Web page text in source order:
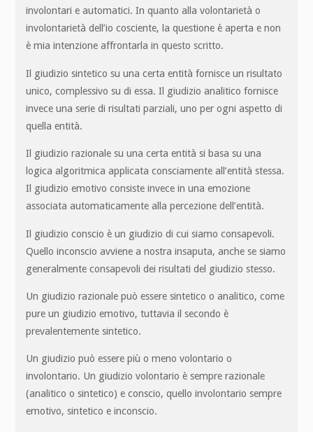
involontari e automatici. In quanto alla volontarietà o
involontarietà dell’io cosciente, la questione è aperta e non
è mia intenzione affrontarla in questo scritto.
Il giudizio sintetico su una certa entità fornisce un risultato
unico, complessivo su di essa. Il giudizio analitico fornisce
invece una serie di risultati parziali, uno per ogni aspetto di
quella entità.
Il giudizio razionale su una certa entità si basa su una
logica algoritmica applicata consciamente all’entità stessa.
Il giudizio emotivo consiste invece in una emozione
associata automaticamente alla percezione dell’entità.
Il giudizio conscio è un giudizio di cui siamo consapevoli.
Quello inconscio avviene a nostra insaputa, anche se siamo
generalmente consapevoli dei risultati del giudizio stesso.
Un giudizio razionale può essere sintetico o analitico, come
pure un giudizio emotivo, tuttavia il secondo è
prevalentemente sintetico.
Un giudizio può essere più o meno volontario o
involontario. Un giudizio volontario è sempre razionale
(analitico o sintetico) e conscio, quello involontario sempre
emotivo, sintetico e inconscio.